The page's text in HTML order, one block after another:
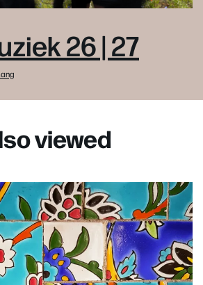
26 | 27
viewed